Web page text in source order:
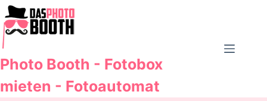
Zum
Inhalt
springen
Photo Booth - Fotobox
mieten - Fotoautomat